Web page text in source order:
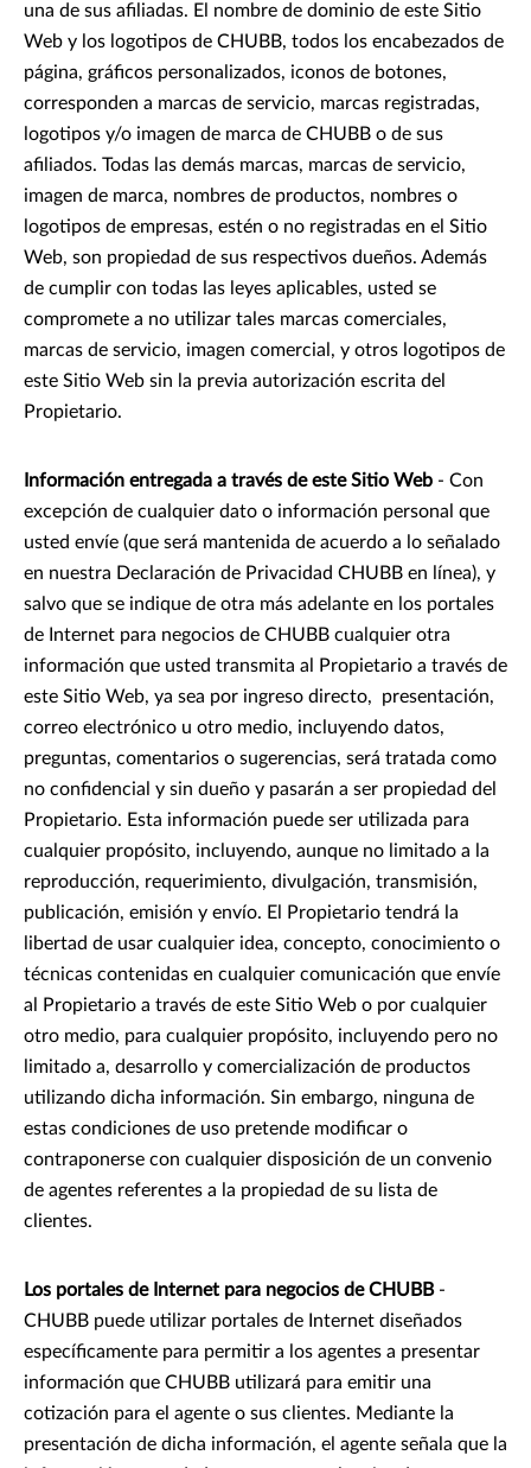
una de sus afiliadas. El nombre de dominio de este Sitio
Web y los logotipos de CHUBB, todos los encabezados de
página, gráficos personalizados, iconos de botones,
corresponden a marcas de servicio, marcas registradas,
logotipos y/o imagen de marca de CHUBB o de sus
afiliados. Todas las demás marcas, marcas de servicio,
imagen de marca, nombres de productos, nombres o
logotipos de empresas, estén o no registradas en el Sitio
Web, son propiedad de sus respectivos dueños. Además
de cumplir con todas las leyes aplicables, usted se
compromete a no utilizar tales marcas comerciales,
marcas de servicio, imagen comercial, y otros logotipos de
este Sitio Web sin la previa autorización escrita del
Propietario.
Información entregada a través de este Sitio Web - Con
excepción de cualquier dato o información personal que
usted envíe (que será mantenida de acuerdo a lo señalado
en nuestra Declaración de Privacidad CHUBB en línea), y
salvo que se indique de otra más adelante en los portales
de Internet para negocios de CHUBB cualquier otra
información que usted transmita al Propietario a través de
este Sitio Web, ya sea por ingreso directo, presentación,
correo electrónico u otro medio, incluyendo datos,
preguntas, comentarios o sugerencias, será tratada como
no confidencial y sin dueño y pasarán a ser propiedad del
Propietario. Esta información puede ser utilizada para
cualquier propósito, incluyendo, aunque no limitado a la
reproducción, requerimiento, divulgación, transmisión,
publicación, emisión y envío. El Propietario tendrá la
libertad de usar cualquier idea, concepto, conocimiento o
técnicas contenidas en cualquier comunicación que envíe
al Propietario a través de este Sitio Web o por cualquier
otro medio, para cualquier propósito, incluyendo pero no
limitado a, desarrollo y comercialización de productos
utilizando dicha información. Sin embargo, ninguna de
estas condiciones de uso pretende modificar o
contraponerse con cualquier disposición de un convenio
de agentes referentes a la propiedad de su lista de
clientes.
Los portales de Internet para negocios de CHUBB-
CHUBB puede utilizar portales de Internet diseñados
específicamente para permitir a los agentes a presentar
información que CHUBB utilizará para emitir una
cotización para el agente o sus clientes. Mediante la
presentación de dicha información, el agente señala que la